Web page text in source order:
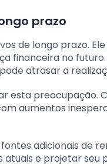
prazo
de longo prazo.
financeira no
atrasar a
esta preocupação.
aumentos
adicionais de
atuais e projetar